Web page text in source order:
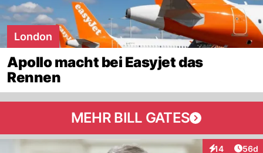
London
Apollo macht bei Easyjet das
Rennen
MEHR BILL GATES
14 56d